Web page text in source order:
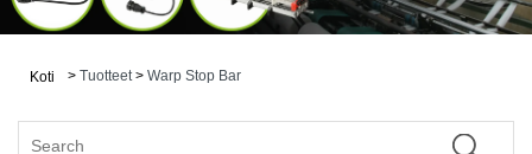
Koti > Tuotteet > Warp Stop Bar